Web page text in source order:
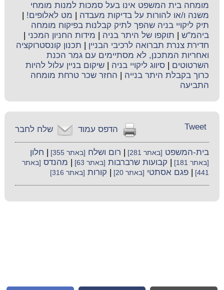
מומחה בית המשפט אינו בעל סמכות למנות מומחי
משנה ו/או להורות על בדיקות מעבדה
מט לאלופים!
תיק ליקויי בניה שהפך לתיק קבלנות בפיקוח מומחה
ביהמ"ש
תוקפו של היתר בניה מידות החניון המכני
חדירת צנרת תברואה לרכיבי הבניין
תכנון קונסטרוקציה
ואחריות המתכנן, לא מסתיימים עם גמר הכנת
השרטוטים |סיווג ליקויי בניה |שיקום בניין עלול להיות
כרוך בקבלת היתר בנייה
החזר שכר טרחת מומחה
התביעה
שלח לחבר הדפס עמוד Tweet
בית-המשפט [באתר 281] רום ושלח [באתר 355] חלון
[באתר 181] קבועות שרברבות [באתר 63] מהנדס [באתר
441]
|פגם אסתטי [באתר 20] קורות [באתר 316]